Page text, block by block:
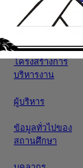
นำเสนอวิทยา
โครงสร้างการ
บริหารงาน
ผู้บริหาร
ข้อมูลทั่วไปของ
สถานศึกษา